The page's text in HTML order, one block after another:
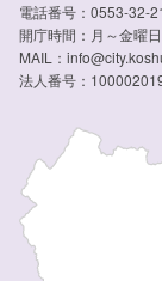
電話番号：0553-32-
開庁時間：月～金曜
MAIL：
法人番号：